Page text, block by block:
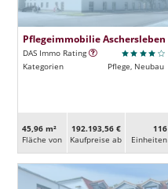
Pflegeimmobilie Aschersleben
DAS Immo Rating
Kategorien
Pflege, Neubau
45,96 m²
Fläche von
192.193,56 €
Kaufpreise ab
116
Ein­heiten